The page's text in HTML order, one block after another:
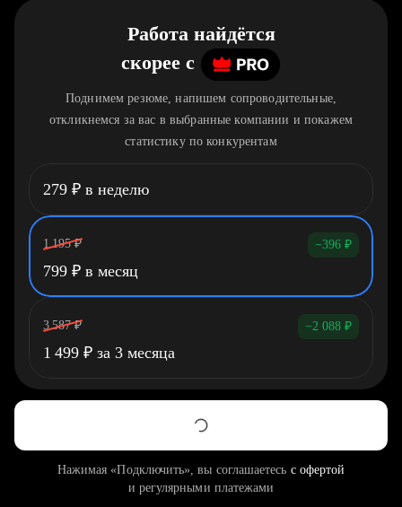
Работа найдётся
скорее c
Поднимем резюме, напишем сопроводительные,
откликнемся за вас в выбранные компании и покажем
статистику по конкурентам
279 ₽ в неделю
1 195 ₽ −396 ₽
799 ₽ в месяц
3 587 ₽ −2 088 ₽
1 499 ₽ за 3 месяца
Нажимая «Подключить», вы соглашаетесь с офертой
и регулярными платежами